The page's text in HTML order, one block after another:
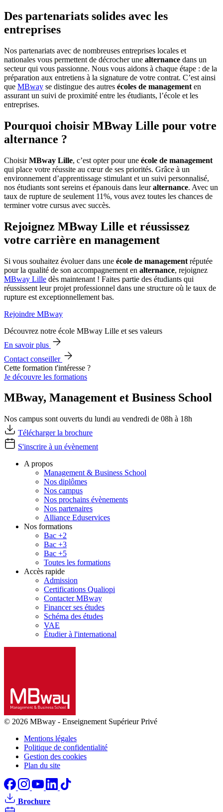
Des partenariats solides avec les
entreprises
Nos partenariats avec de nombreuses entreprises locales et
nationales vous permettent de décrocher une alternance dans un
secteur qui vous passionne. Nous vous aidons à chaque étape : de la
préparation aux entretiens à la signature de votre contrat. C’est ainsi
que MBway se distingue des autres écoles de management en
assurant un suivi de proximité entre les étudiants, l’école et les
entreprises.
Pourquoi choisir MBway Lille pour votre
alternance ?
ChoisirMBway Lille, c’est opter pour une école de management
qui place votre réussite au cœur de ses priorités. Grâce à un
environnement d’apprentissage stimulant et un suivi personnalisé,
nos étudiants sont sereins et épanouis dans leuralternance. Avec un
taux de rupture de seulement 11%, vous avez toutes les chances de
terminer votre cursus avec succès.
Rejoignez MBway Lille et réussissez
votre carrière en management
Si vous souhaitez évoluer dans une école de management réputée
pour la qualité de son accompagnement en alternance, rejoignez
MBway Lille dès maintenant ! Faites partie des étudiants qui
réussissent leur projet professionnel dans une structure où le taux de
rupture est exceptionnellement bas.
Rejoindre MBway
Découvrez notre école MBway Lille et ses valeurs
En savoir plus
Contact conseiller
Cette formation t'intéresse ?
Je découvre les formations
MBway, Management et Business School
Nos campus sont ouverts du lundi au vendredi de 08h à 18h
Télécharger la brochure
S'inscrire à un évènement
A propos
Management & Business School
Nos diplômes
Nos campus
Nos prochains évènements
Nos partenaires
Alliance Eduservices
Nos formations
Bac +2
Bac +3
Bac +5
Toutes les formations
Accès rapide
Admission
Certifications Qualiopi
Contacter MBway
Financer ses études
Schéma des études
VAE
Étudier à l'international
© 2026 MBway - Enseignement Supérieur Privé
Mentions légales
Politique de confidentialité
Gestion des cookies
Plan du site
Brochure